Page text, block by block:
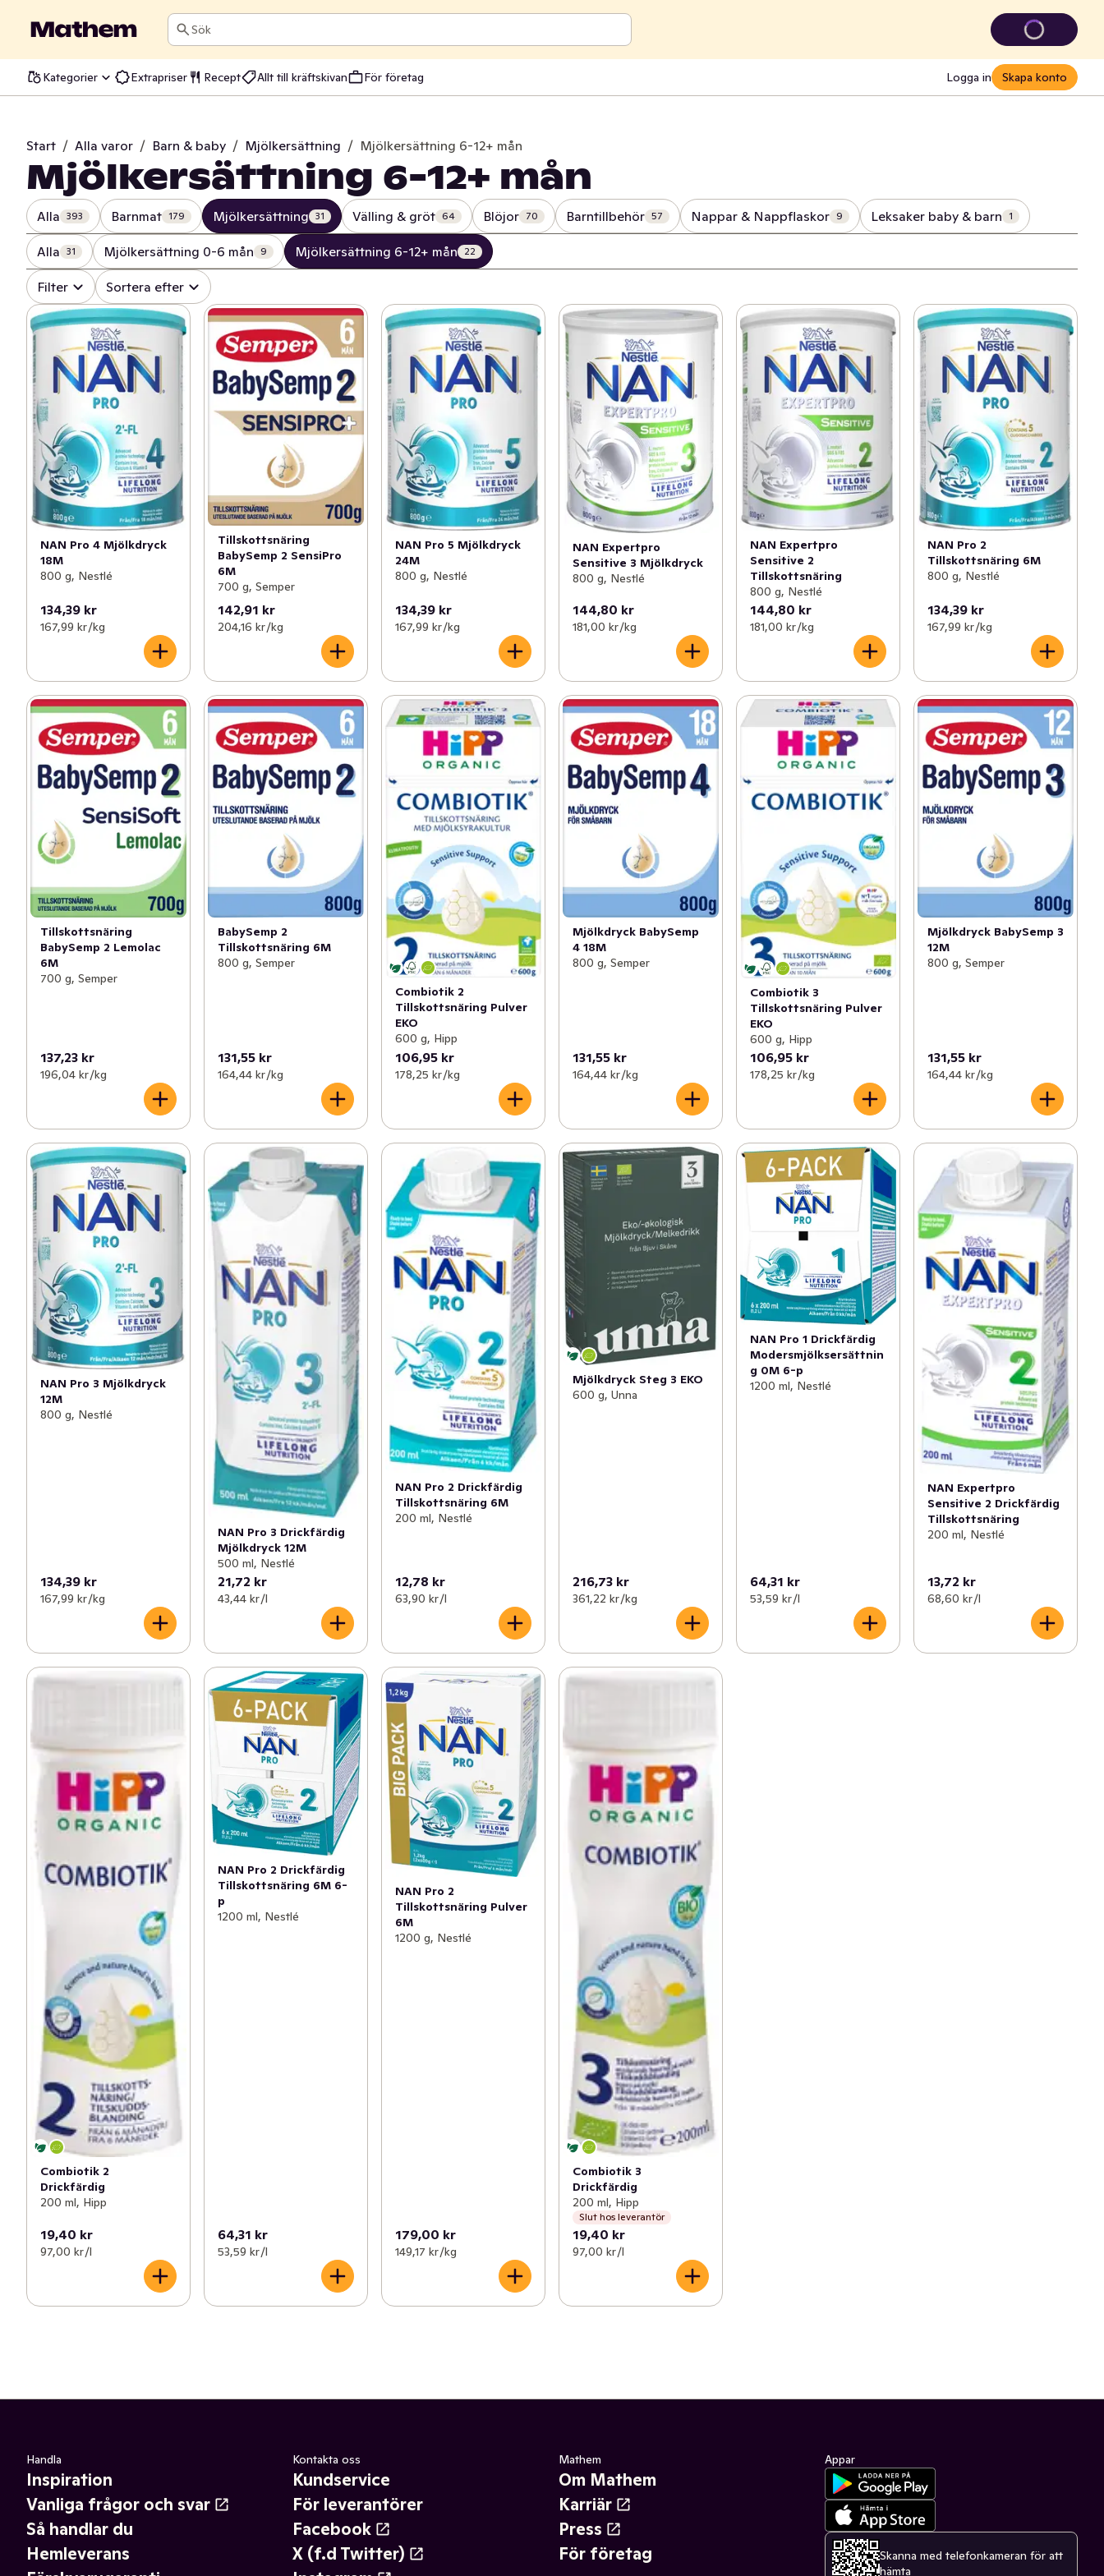
Sök
Kategorier Extrapriser Recept Allt till kräftskivan För företag Logga in Skapa konto
Start / Alla varor / Barn & baby / Mjölkersättning / Mjölkersättning 6-12+ mån
Mjölkersättning 6-12+ mån
Alla 393 Barnmat 179 Mjölkersättning 31 Välling & gröt 64 Blöjor 70 Barntillbehör 57 Nappar & Nappflaskor 9 Leksaker baby & barn 1
Alla 31 Mjölkersättning 0-6 mån 9 Mjölkersättning 6-12+ mån 22
Filter Sortera efter
NAN Pro 4 Mjölkdryck
18M
800 g, Nestlé
134,39 kr
167,99 kr /kg
Tillskottsnäring
BabySemp 2 SensiPro
6M
700 g, Semper
142,91 kr
204,16 kr /kg
NAN Pro 5 Mjölkdryck
24M
800 g, Nestlé
134,39 kr
167,99 kr /kg
NAN Expertpro
Sensitive 3 Mjölkdryck
800 g, Nestlé
144,80 kr
181,00 kr /kg
NAN Expertpro
Sensitive 2
Tillskottsnäring
800 g, Nestlé
144,80 kr
181,00 kr /kg
NAN Pro 2
Tillskottsnäring 6M
800 g, Nestlé
134,39 kr
167,99 kr /kg
Tillskottsnäring
BabySemp 2 Lemolac
6M
700 g, Semper
137,23 kr
196,04 kr /kg
BabySemp 2
Tillskottsnäring 6M
800 g, Semper
131,55 kr
164,44 kr /kg
Combiotik 2
Tillskottsnäring Pulver
EKO
600 g, Hipp
106,95 kr
178,25 kr /kg
Mjölkdryck BabySemp
4 18M
800 g, Semper
131,55 kr
164,44 kr /kg
Combiotik 3
Tillskottsnäring Pulver
EKO
600 g, Hipp
106,95 kr
178,25 kr /kg
Mjölkdryck BabySemp 3
12M
800 g, Semper
131,55 kr
164,44 kr /kg
NAN Pro 3 Mjölkdryck
12M
800 g, Nestlé
134,39 kr
167,99 kr /kg
NAN Pro 3 Drickfärdig
Mjölkdryck 12M
500 ml, Nestlé
21,72 kr
43,44 kr /l
NAN Pro 2 Drickfärdig
Tillskottsnäring 6M
200 ml, Nestlé
12,78 kr
63,90 kr /l
Mjölkdryck Steg 3 EKO
600 g, Unna
216,73 kr
361,22 kr /kg
NAN Pro 1 Drickfärdig
Modersmjölksersättnin
g 0M 6-p
1200 ml, Nestlé
64,31 kr
53,59 kr /l
NAN Expertpro
Sensitive 2 Drickfärdig
Tillskottsnäring
200 ml, Nestlé
13,72 kr
68,60 kr /l
Combiotik 2
Drickfärdig
200 ml, Hipp
19,40 kr
97,00 kr /l
NAN Pro 2 Drickfärdig
Tillskottsnäring 6M 6-
p
1200 ml, Nestlé
64,31 kr
53,59 kr /l
NAN Pro 2
Tillskottsnäring Pulver
6M
1200 g, Nestlé
179,00 kr
149,17 kr /kg
Combiotik 3
Drickfärdig
200 ml, Hipp
Slut hos leverantör
19,40 kr
97,00 kr /l
Handla
Inspiration
Vanliga frågor och svar
Så handlar du
Hemleverans
Kontakta oss
Kundservice
För leverantörer
Facebook
X (f.d Twitter)
Mathem
Om Mathem
Karriär
Press
För företag
Appar
Skanna med telefonkameran för att
hämta